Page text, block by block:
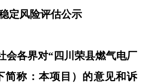
定风险评估公示
会各界对“ 四川荣县燃气电厂
简称：本项目）的意见和诉